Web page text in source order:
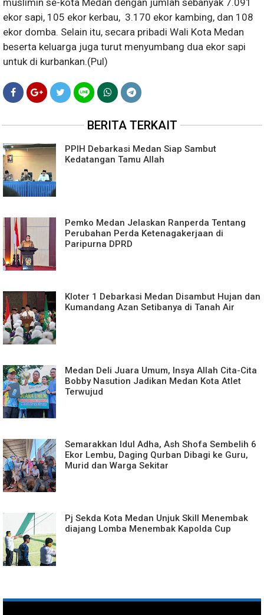
ekor sapi, 105 ekor kerbau, 3.170 ekor kambing, dan 108
ekor domba. Selain itu, secara pribadi Wali Kota Medan
beserta keluarga juga turut menyumbang dua ekor sapi
untuk di kurbankan.(Pul)
BERITA TERKAIT
PPIH Debarkasi Medan Siap Sambut
Kedatangan Tamu Allah
Pemko Medan Jelaskan Ranperda Tentang
Perubahan Perda Ketenagakerjaan di
Paripurna DPRD
Kloter 1 Debarkasi Medan Disambut Hujan dan
Kumandang Azan Setibanya di Tanah Air
Medan Deli Juara Umum, Insya Allah Cita-Cita
Bobby Nasution Jadikan Medan Kota Atlet
Terwujud
Semarakkan Idul Adha, Ash Shofa Sembelih 6
Ekor Lembu, Daging Qurban Dibagi ke Guru,
Murid dan Warga Sekitar
Pj Sekda Kota Medan Unjuk Skill Menembak
diajang Lomba Menembak Kapolda Cup